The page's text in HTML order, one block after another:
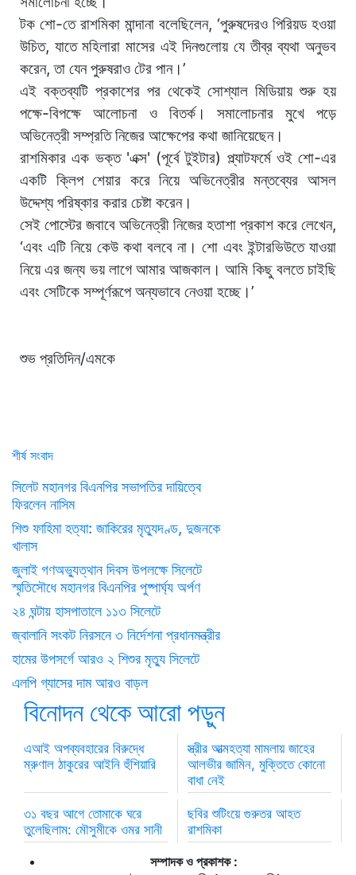
টক শো-তে রাশমিকা মান্দানা বলেছিলেন, ‘পুরুষদেরও পিরিয়ড হওয়া
উচিত, যাতে মহিলারা মাসের এই দিনগুলোয় যে তীব্র ব্যথা অনুভব
করেন, তা যেন পুরুষরাও টের পান।’
এই বক্তব্যটি প্রকাশের পর থেকেই সোশ্যাল মিডিয়ায় শুরু হয়
পক্ষে-বিপক্ষে আলোচনা ও বিতর্ক। সমালোচনার মুখে পড়ে
অভিনেত্রী সম্প্রতি নিজের আক্ষেপের কথা জানিয়েছেন।
রাশমিকার এক ভক্ত 'এক্স' (পূর্বে টুইটার) প্ল্যাটফর্মে ওই শো-এর
একটি ক্লিপ শেয়ার করে নিয়ে অভিনেত্রীর মন্তব্যের আসল
উদ্দেশ্য পরিষ্কার করার চেষ্টা করেন।
সেই পোস্টের জবাবে অভিনেত্রী নিজের হতাশা প্রকাশ করে লেখেন,
‘এবং এটি নিয়ে কেউ কথা বলবে না। শো এবং ইন্টারভিউতে যাওয়া
নিয়ে এর জন্য ভয় লাগে আমার আজকাল। আমি কিছু বলতে চাইছি
এবং সেটিকে সম্পূর্ণরূপে অন্যভাবে নেওয়া হচ্ছে।’
শুভ প্রতিদিন/এমকে
শীর্ষ সংবাদ
সিলেট মহানগর বিএনপির সভাপতির দায়িত্বে
ফিরলেন নাসিম
শিশু ফাহিমা হত্যা: জাকিরের মৃত্যুদণ্ড, দুজনকে
খালাস
জুলাই গণঅভ্যুত্থান দিবস উপলক্ষে সিলেটে
স্মৃতিসৌধে মহানগর বিএনপির পুষ্পার্ঘ্য অর্পণ
২৪ ঘন্টায় হাসপাতালে ১১৩ সিলেটে
জ্বালানি সংকট নিরসনে ৩ নির্দেশনা প্রধানমন্ত্রীর
হামের উপসর্গে আরও ২ শিশুর মৃত্যু সিলেটে
এলপি গ্যাসের দাম আরও বাড়ল
বিনোদন থেকে আরো পড়ুন
এআই অপব্যবহারের বিরুদ্ধে
ম্রুণাল ঠাকুরের আইনি হুঁশিয়ারি
স্ত্রীর আত্মহত্যা মামলায় জাহের
আলভীর জামিন, মুক্তিতে কোনো
বাধা নেই
৩১ বছর আগে তোমাকে ঘরে
তুলেছিলাম: মৌসুমীকে ওমর সানী
ছবির শুটিংয়ে গুরুতর আহত
রাশমিকা
সম্পাদক ও প্রকাশক :